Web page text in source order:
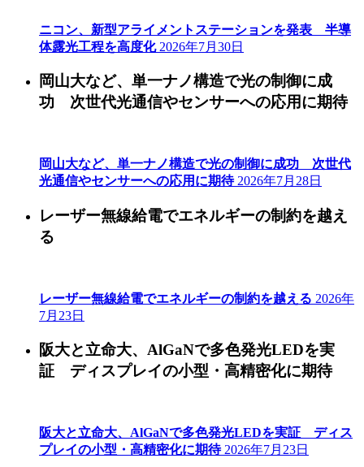
ニコン、新型アライメントステーションを発表 半導
体露光工程を高度化 2026年7月30日
岡山大など、単一ナノ構造で光の制御に成
功 次世代光通信やセンサーへの応用に期待
岡山大など、単一ナノ構造で光の制御に成功 次世代
光通信やセンサーへの応用に期待 2026年7月28日
レーザー無線給電でエネルギーの制約を越え
る
レーザー無線給電でエネルギーの制約を越える 2026年
7月23日
阪大と立命大、AlGaNで多色発光LEDを実
証 ディスプレイの小型・高精密化に期待
阪大と立命大、AlGaNで多色発光LEDを実証 ディス
プレイの小型・高精密化に期待 2026年7月23日